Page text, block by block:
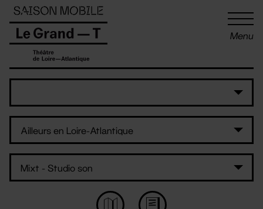
Menu
Panneau de gestion des cookies